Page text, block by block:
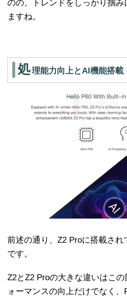
のの、トレンドをしっかり掴み
ますね。
処理能力向上とAI機能搭載
前述の通り、Z2 Proに搭載され
です。
Z2とZ2 Proの大きな違いはこ
ォーマンスの向上だけでなく、